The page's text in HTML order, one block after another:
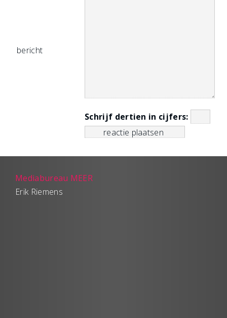
bericht
Schrijf dertien in cijfers:
Mediabureau MEER
Erik Riemens